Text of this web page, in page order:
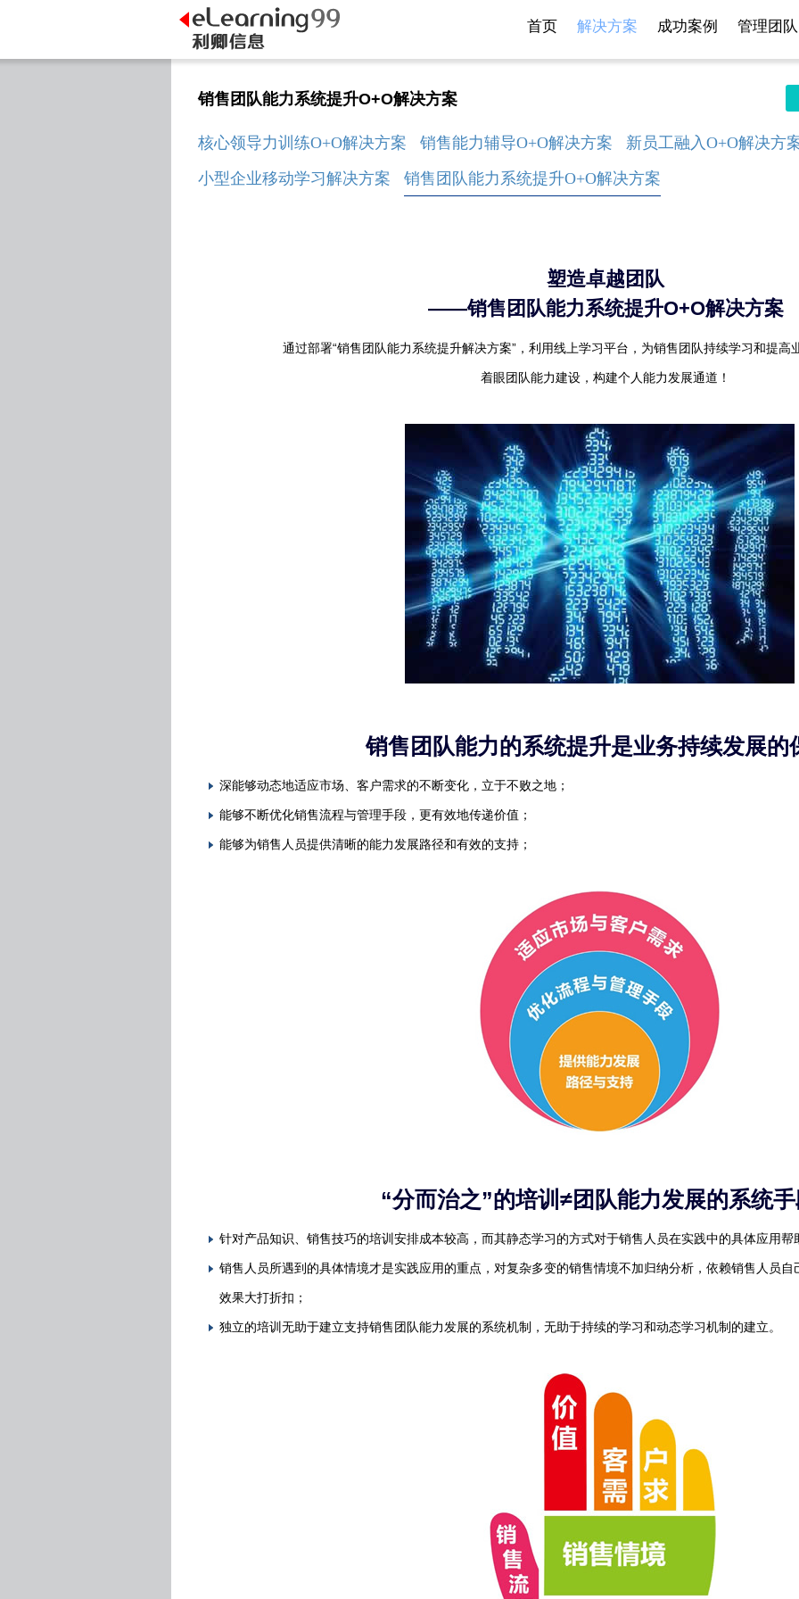
首页 解决方案 成功案例 管理团队
销售团队能力系统提升O+O解决方案
核心领导力训练O+O解决方案 销售能力辅导O+O解决方案
新员工融入O+O解决方
小型企业移动学习解决方案
销售团队能力系统提升O+O解决方案
塑造卓越团队
——销售团队能力系统提升O+O解决方案
通过部署“销售团队能力系统提升解决方案”，利用线上学习平台，为销售团队持续学习和提高
着眼团队能力建设，构建个人能力发展通道！
销售团队能力的系统提升是业务持续发展的
深能够动态地适应市场、客户需求的不断变化，立于不败之地；
能够不断优化销售流程与管理手段，更有效地传递价值；
能够为销售人员提供清晰的能力发展路径和有效的支持；
“分而治之”的培训≠团队能力发展的系统
针对产品知识、销售技巧的培训安排成本较高，而其静态学习的方式对于销售人员在实践中的具体应用帮
销售人员所遇到的具体情境才是实践应用的重点，对复杂多变的销售情境不加归纳分析，依赖销售人员自
效果大打折扣；
独立的培训无助于建立支持销售团队能力发展的系统机制，无助于持续的学习和动态学习机制的建立。